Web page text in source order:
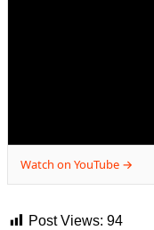
Watch on YouTube →
Post Views: 94